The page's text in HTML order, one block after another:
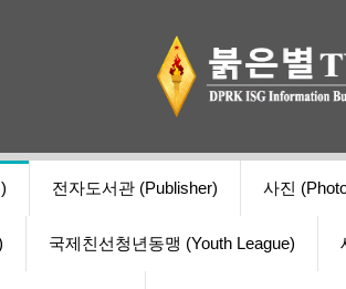
전자도서관 (Publisher) 사진
국제친선청년동맹 (Youth League)